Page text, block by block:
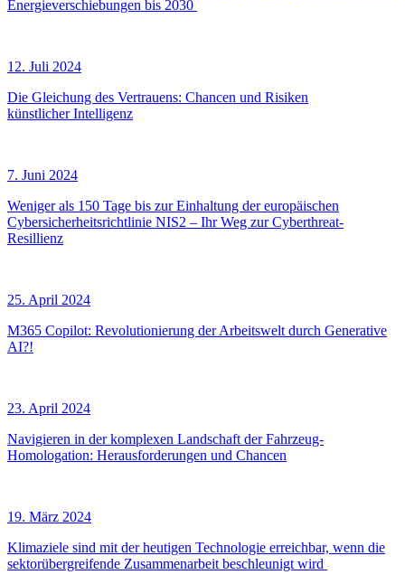
Energieverschiebungen bis 2030
12. Juli 2024
Die Gleichung des Vertrauens: Chancen und Risiken
künstlicher Intelligenz
7. Juni 2024
Weniger als 150 Tage bis zur Einhaltung der europäischen
Cybersicherheitsrichtlinie NIS2 – Ihr Weg zur Cyberthreat-
Resillienz
25. April 2024
M365 Copilot: Revolutionierung der Arbeitswelt durch Generative
AI?!
23. April 2024
Navigieren in der komplexen Landschaft der Fahrzeug-
Homologation: Herausforderungen und Chancen
19. März 2024
Klimaziele sind mit der heutigen Technologie erreichbar, wenn die
sektorübergreifende Zusammenarbeit beschleunigt wird